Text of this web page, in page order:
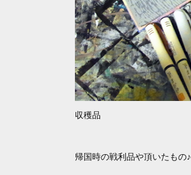
収穫品
帰国時の戦利品や頂いたもの♪